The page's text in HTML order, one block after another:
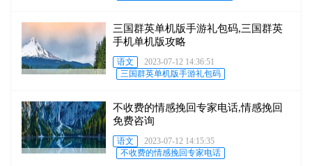
三国群英单机版手游礼包码,三国群英
手机单机版攻略
语文
2023-07-12 14:36:51
三国群英单机版手游礼包码
不收费的情感挽回专家电话,情感挽回
免费咨询
语文
2023-07-12 14:15:35
不收费的情感挽回专家电话